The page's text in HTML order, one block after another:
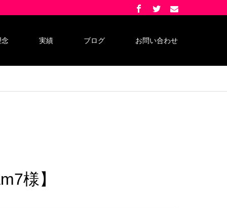
念 実績 ブログ お問い合わせ
様】